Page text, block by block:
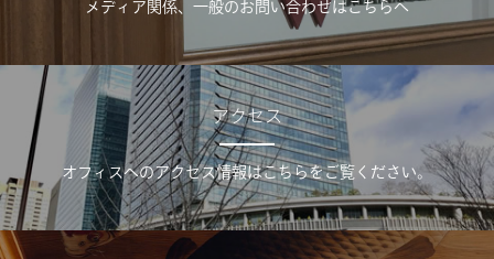
メディア関係、一般のお問い合わせはこちらへ
アクセス
オフィスへのアクセス情報はこちらをご覧ください。